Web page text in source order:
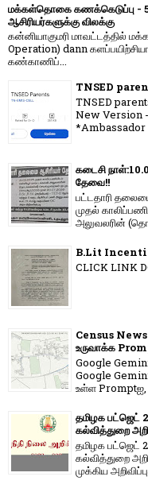
மக்கள்தொகை கணக்கெடுப்பு -
ஆசிரியர்களுக்கு விலக்கு
கன்னியாகுமரி மாவட்டத்தில்
Operation) dann
கண்காணிப்...
TNSED
TNSED
New Version -
*Ambassador
கடைசி
தேவை!!
பட்டதாரி
முதல்
அலுவலரின்
B.Lit
CLICK LINK
Census
உருவாக்க
Google
Google
உள்ள Promptஐ,
தமிழக பட்ஜெட்
கல்வித்துறை
தமிழக பட்ஜெட்
கல்வித்துறை
முக்கிய